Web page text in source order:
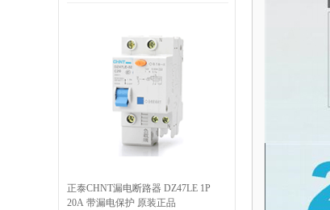
正泰CHNT漏电断路器 DZ47LE 1P
20A 带漏电保护 原装正品